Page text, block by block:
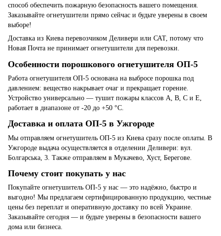
способ обеспечить пожарную безопасность вашего помещения.
Заказывайте огнетушители прямо сейчас и будьте уверены в своем
выборе!
Доставка из Киева перевозчиком Деливери или САТ, потому что
Новая Почта не принимает огнетушители для перевозки.
Особенности порошкового огнетушителя ОП-5
Работа огнетушителя ОП-5 основана на выбросе порошка под
давлением: вещество накрывает очаг и прекращает горение.
Устройство универсально — тушит пожары классов A, B, C и E,
работает в диапазоне от -20 до +50 °C.
Доставка и оплата ОП-5 в Ужгороде
Мы отправляем огнетушитель ОП-5 из Киева сразу после оплаты. В
Ужгороде выдача осуществляется в отделении Деливери: вул.
Болгарська, 3. Также отправляем в Мукачево, Хуст, Берегове.
Почему стоит покупать у нас
Покупайте огнетушитель ОП-5 у нас — это надёжно, быстро и
выгодно! Мы предлагаем сертифицированную продукцию, честные
цены без переплат и оперативную доставку по всей Украине.
Заказывайте сегодня — и будьте уверены в безопасности вашего
дома или бизнеса.